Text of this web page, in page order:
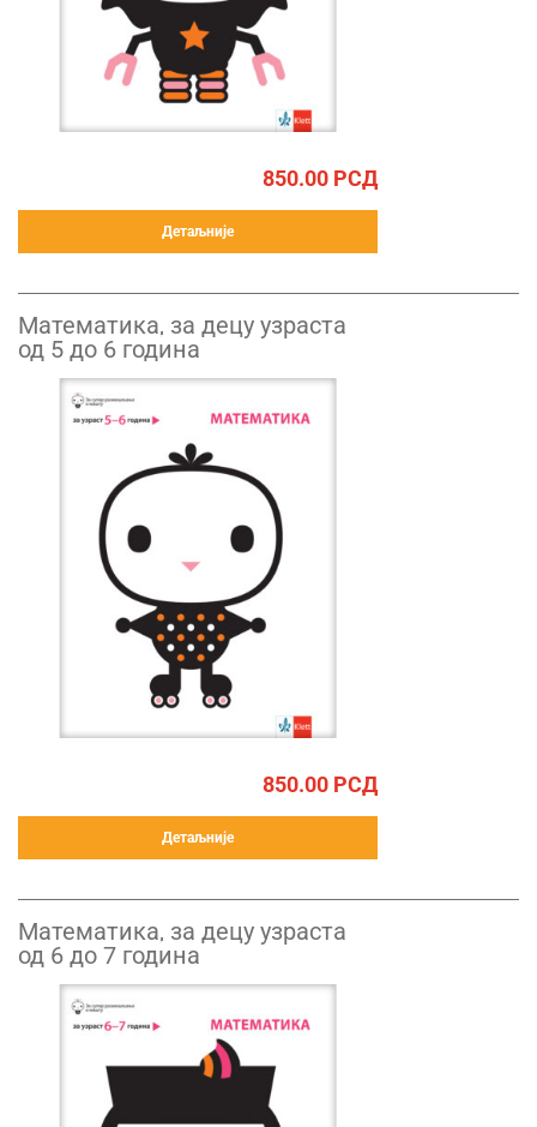
850.00 РСД
Детаљније
Математика, за децу узраста
од 5 до 6 година
850.00 РСД
Детаљније
Математика, за децу узраста
од 6 до 7 година